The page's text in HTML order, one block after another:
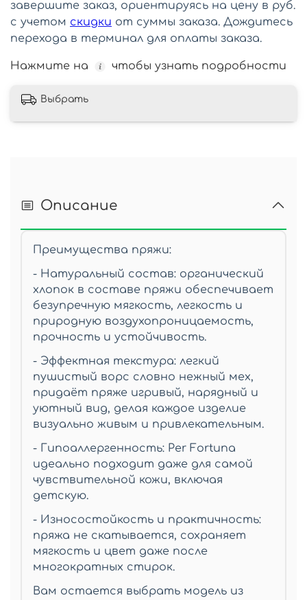
завершите заказ, ориентируясь на цену в руб.
с учетом скидки от суммы заказа. Дождитесь
перехода в терминал для оплаты заказа.
Нажмите на чтобы узнать подробности
Выбрать
Описание
Преимущества пряжи:
- Натуральный состав: органический
хлопок в составе пряжи обеспечивает
безупречную мягкость, легкость и
природную воздухопроницаемость,
прочность и устойчивость.
- Эффектная текстура: легкий
пушистый ворс словно нежный мех,
придаёт пряже игривый, нарядный и
уютный вид, делая каждое изделие
визуально живым и привлекательным.
- Гипоаллергенность: Per Fortuna
идеально подходит даже для самой
чувствительной кожи, включая
детскую.
- Износостойкость и практичность:
пряжа не скатывается, сохраняет
мягкость и цвет даже после
многократных стирок.
Вам остается выбрать модель из